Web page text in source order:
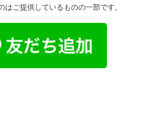
はご提供しているものの一部です。